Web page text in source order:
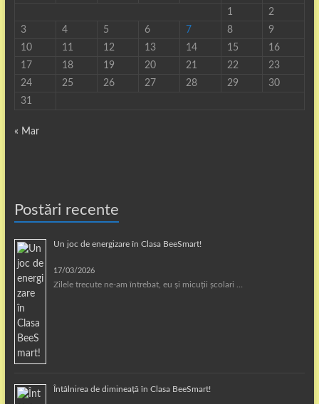
1
2
3
4 5 6 7 8
9
10
11 12 13 14 15
16
17
18 19 20 21 22
23
24
25 26 27 28 29
30
31
« Mar
Postări recente
Un joc de energizare în Clasa BeeSmart!
17/03/2026
Zilele trecute ne-am întrebat, eu și micuții școlari …
Întâlnirea de dimineață în Clasa BeeSmart!